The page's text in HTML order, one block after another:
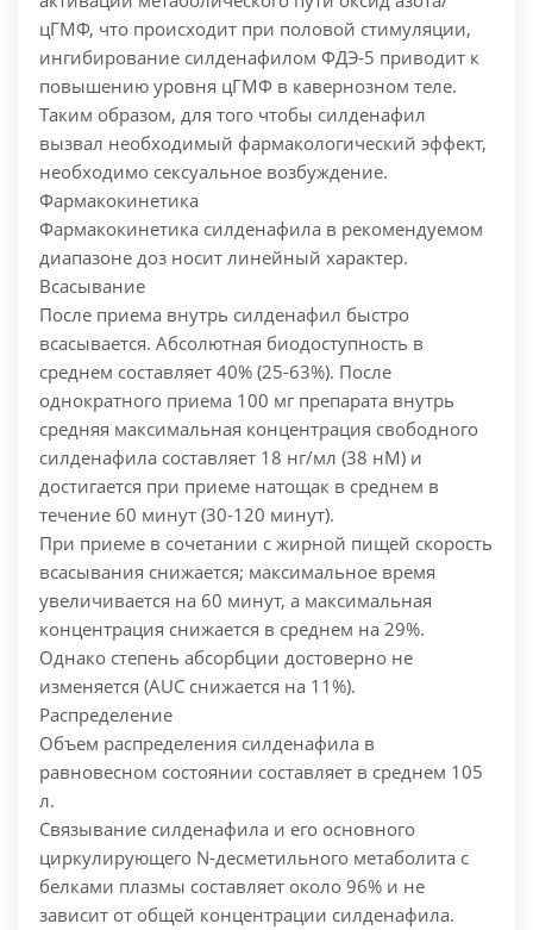
цГМФ, что происходит при половой стимуляции,
ингибирование силденафилом ФДЭ-5 приводит к
повышению уровня цГМФ в кавернозном теле.
Таким образом, для того чтобы силденафил
вызвал необходимый фармакологический эффект,
необходимо сексуальное возбуждение.
Фармакокинетика
Фармакокинетика силденафила в рекомендуемом
диапазоне доз носит линейный характер.
Всасывание
После приема внутрь силденафил быстро
всасывается. Абсолютная биодоступность в
среднем составляет 40% (25-63%). После
однократного приема 100 мг препарата внутрь
средняя максимальная концентрация свободного
силденафила составляет 18 нг/мл (38 нМ) и
достигается при приеме натощак в среднем в
течение 60 минут (30-120 минут).
При приеме в сочетании с жирной пищей скорость
всасывания снижается; максимальное время
увеличивается на 60 минут, а максимальная
концентрация снижается в среднем на 29%.
Однако степень абсорбции достоверно не
изменяется (AUC снижается на 11%).
Распределение
Объем распределения силденафила в
равновесном состоянии составляет в среднем 105
л.
Связывание силденафила и его основного
циркулирующего N-десметильного метаболита с
белками плазмы составляет около 96% и не
зависит от общей концентрации силденафила.